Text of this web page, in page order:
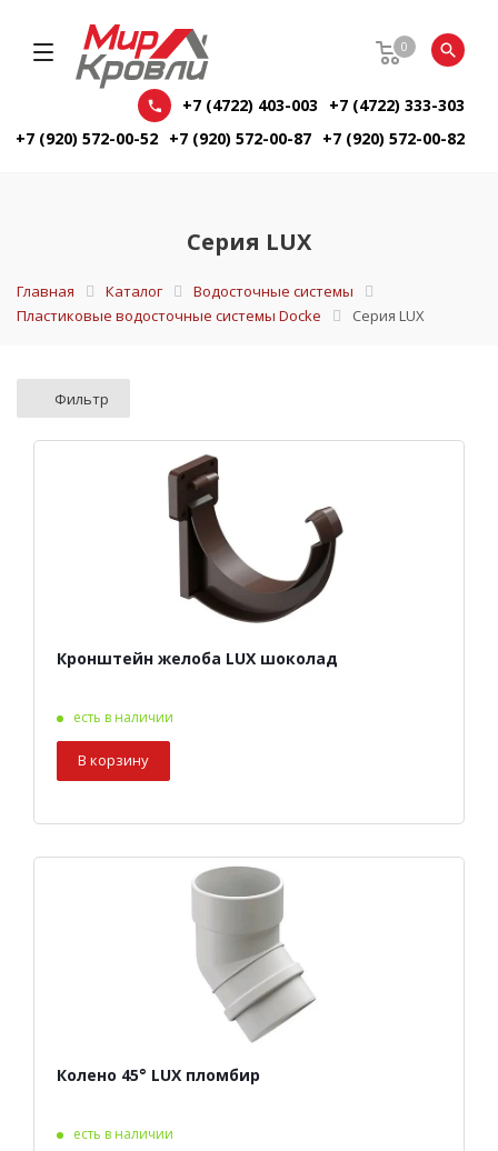
0
+7 (4722) 403-003
+7 (4722) 333-303
+7 (920) 572-00-52 +7 (920) 572-00-87 +7 (920) 572-00-82
Серия LUX
Главная Каталог
Водосточные системы
Пластиковые водосточные системы Docke
Серия LUX
Фильтр
Кронштейн желоба LUX шоколад
есть в наличии
В корзину
Колено 45° LUX пломбир
есть в наличии